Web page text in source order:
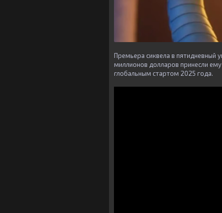
Премьера сиквела в пятидневный
миллионов долларов принесли
глобальным стартом 2025 года.